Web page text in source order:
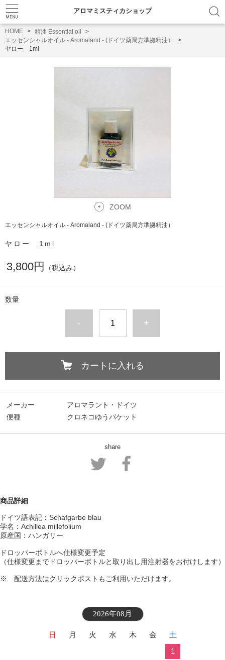
アロマミスティカショップ
HOME
精油 Essential oil
エッセンシャルオイル - Aromaland - (ドイツ薬局方準拠精油）
ヤロー 1ml
ZOOM
エッセンシャルオイル - Aromaland - (ドイツ薬局方準拠精油）
ヤロー 1ml
3,800円 （税込み）
数量
- +
カートに入れる
メーカー
アロマラント・ドイツ
便種
クロネコゆうパケット
share
商品詳細
ドイツ語表記：Schafgarbe blau
学名：Achillea millefolium
原産国：ハンガリー
ドロッパーボトルへ仕様変更予定
（仕様変更までドロッパーボトルと取り出し用注射器をお付けします）
※ 配送方法はクリックポストもご利用いただけます。
2026年08月
日 月 火 水 木 金
土
1